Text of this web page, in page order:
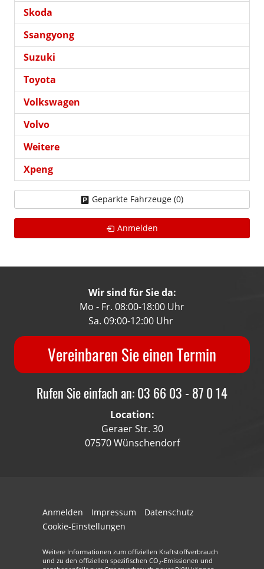
Skoda
Ssangyong
Suzuki
Toyota
Volkswagen
Volvo
Weitere
Xpeng
Geparkte Fahrzeuge (0)
Anmelden
Wir sind für Sie da:
Mo - Fr. 08:00-18:00 Uhr
Sa. 09:00-12:00 Uhr
Vereinbaren Sie einen Termin
Rufen Sie einfach an: 03 66 03 - 87 0 14
Location:
Geraer Str. 30
07570 Wünschendorf
Anmelden Impressum
Datenschutz
Cookie-Einstellungen
Weitere Informationen zum offiziellen Kraftstoffverbrauch
und zu den offiziellen spezifischen CO2-Emissionen und